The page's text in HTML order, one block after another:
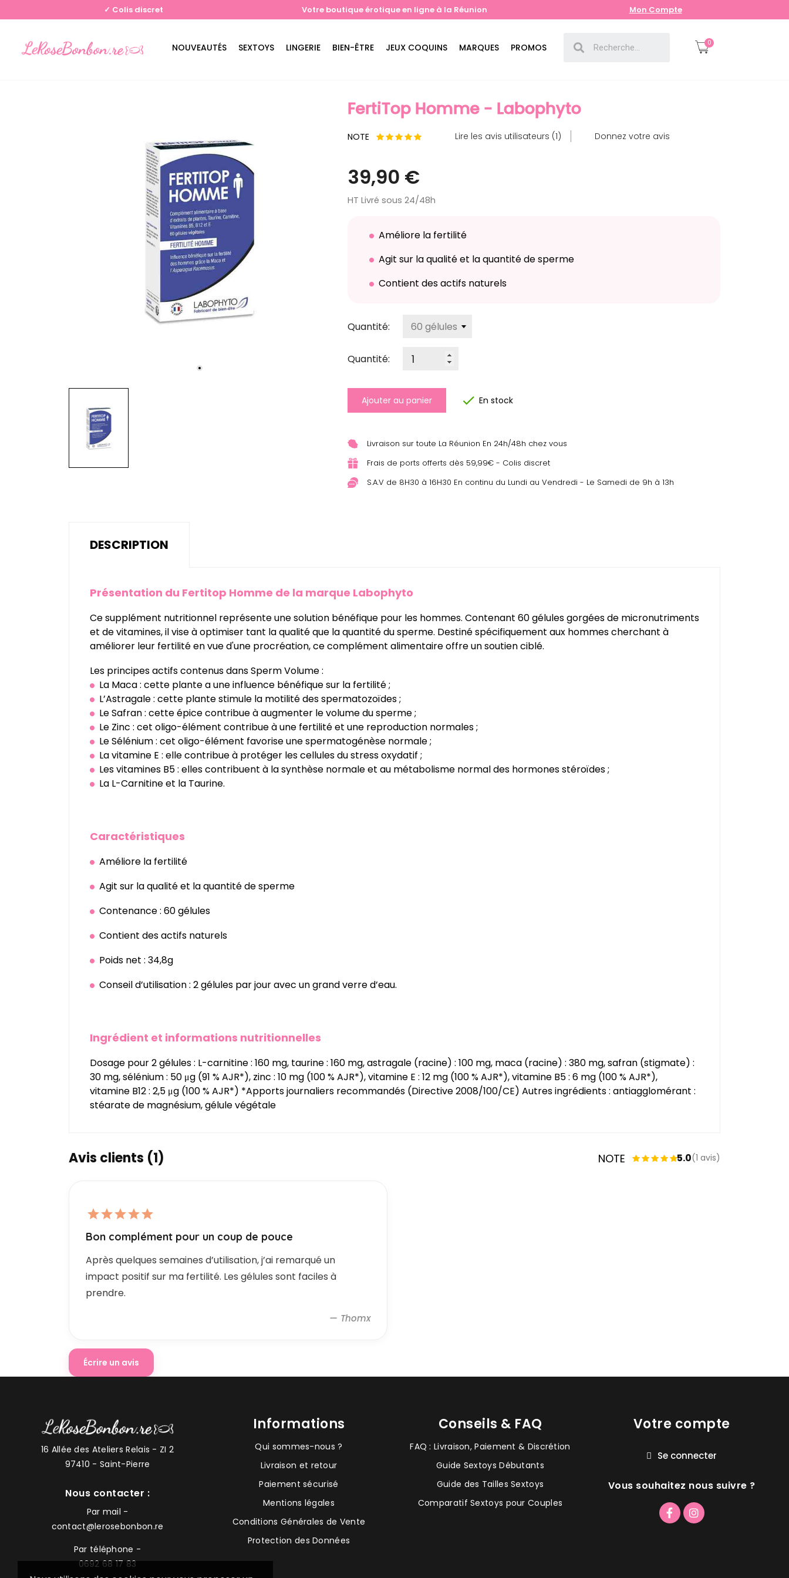
✓ Colis discret Votre boutique érotique en ligne à la Réunion Mon Compte
NOUVEAUTÉS SEXTOYS LINGERIE BIEN-ÊTRE JEUX COQUINS MARQUES PROMOS 0
FertiTop Homme - Labophyto
NOTE Lire les avis utilisateurs (1) Donnez votre avis
39,90 €
HT Livré sous 24/48h
Améliore la fertilité
Agit sur la qualité et la quantité de sperme
Contient des actifs naturels
Quantité:
Quantité:
Ajouter au panier  En stock
Livraison sur toute La Réunion En 24h/48h chez vous
Frais de ports offerts dès 59,99€ - Colis discret
S.A.V de 8H30 à 16H30 En continu du Lundi au Vendredi - Le Samedi de 9h à 13h
DESCRIPTION
Présentation du Fertitop Homme de la marque Labophyto
Ce supplément nutritionnel représente une solution bénéfique pour les hommes. Contenant 60 gélules gorgées de micronutriments
et de vitamines, il vise à optimiser tant la qualité que la quantité du sperme. Destiné spécifiquement aux hommes cherchant à
améliorer leur fertilité en vue d'une procréation, ce complément alimentaire offre un soutien ciblé.
Les principes actifs contenus dans Sperm Volume :
La Maca : cette plante a une influence bénéfique sur la fertilité ;
L’Astragale : cette plante stimule la motilité des spermatozoïdes ;
Le Safran : cette épice contribue à augmenter le volume du sperme ;
Le Zinc : cet oligo-élément contribue à une fertilité et une reproduction normales ;
Le Sélénium : cet oligo-élément favorise une spermatogénèse normale ;
La vitamine E : elle contribue à protéger les cellules du stress oxydatif ;
Les vitamines B5 : elles contribuent à la synthèse normale et au métabolisme normal des hormones stéroïdes ;
La L-Carnitine et la Taurine.
Caractéristiques
Améliore la fertilité
Agit sur la qualité et la quantité de sperme
Contenance : 60 gélules
Contient des actifs naturels
Poids net : 34,8g
Conseil d’utilisation : 2 gélules par jour avec un grand verre d’eau.
Ingrédient et informations nutritionnelles
Dosage pour 2 gélules : L-carnitine : 160 mg, taurine : 160 mg, astragale (racine) : 100 mg, maca (racine) : 380 mg, safran (stigmate) :
30 mg, sélénium : 50 μg (91 % AJR*), zinc : 10 mg (100 % AJR*), vitamine E : 12 mg (100 % AJR*), vitamine B5 : 6 mg (100 % AJR*),
vitamine B12 : 2,5 μg (100 % AJR*) *Apports journaliers recommandés (Directive 2008/100/CE) Autres ingrédients : antiagglomérant :
stéarate de magnésium, gélule végétale
Avis clients (1) NOTE 5.0(1 avis)
Bon complément pour un coup de pouce
Après quelques semaines d’utilisation, j’ai remarqué un
impact positif sur ma fertilité. Les gélules sont faciles à
prendre.
— Thomx
Écrire un avis
16 Allée des Ateliers Relais - ZI 2
97410 - Saint-Pierre
Nous contacter :
Par mail -
contact@lerosebonbon.re
Par téléphone -
0692 68 17 83
Informations
Qui sommes-nous ?
Livraison et retour
Paiement sécurisé
Mentions légales
Conditions Générales de Vente
Protection des Données
Conseils & FAQ
FAQ : Livraison, Paiement & Discrétion
Guide Sextoys Débutants
Guide des Tailles Sextoys
Comparatif Sextoys pour Couples
Votre compte
Se connecter
Vous souhaitez nous suivre ?